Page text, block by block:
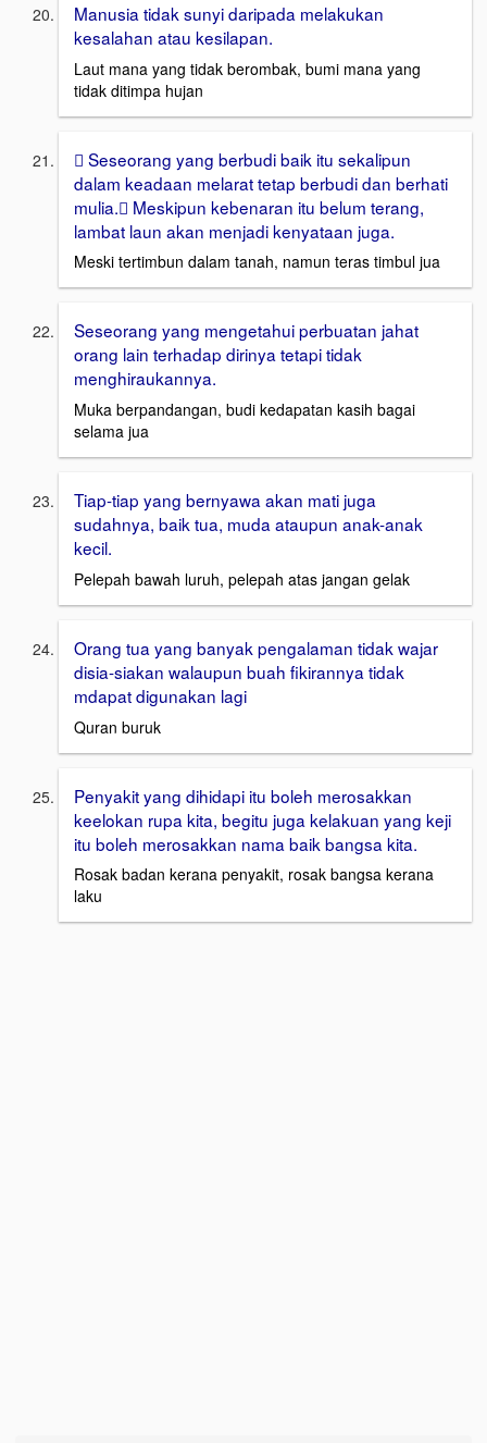
Manusia tidak sunyi daripada melakukan
kesalahan atau kesilapan.
Laut mana yang tidak berombak, bumi mana yang
tidak ditimpa hujan
 Seseorang yang berbudi baik itu sekalipun
dalam keadaan melarat tetap berbudi dan berhati
mulia. Meskipun kebenaran itu belum terang,
lambat laun akan menjadi kenyataan juga.
Meski tertimbun dalam tanah, namun teras timbul jua
Seseorang yang mengetahui perbuatan jahat
orang lain terhadap dirinya tetapi tidak
menghiraukannya.
Muka berpandangan, budi kedapatan kasih bagai
selama jua
Tiap-tiap yang bernyawa akan mati juga
sudahnya, baik tua, muda ataupun anak-anak
kecil.
Pelepah bawah luruh, pelepah atas jangan gelak
Orang tua yang banyak pengalaman tidak wajar
disia-siakan walaupun buah fikirannya tidak
mdapat digunakan lagi
Quran buruk
Penyakit yang dihidapi itu boleh merosakkan
keelokan rupa kita, begitu juga kelakuan yang keji
itu boleh merosakkan nama baik bangsa kita.
Rosak badan kerana penyakit, rosak bangsa kerana
laku